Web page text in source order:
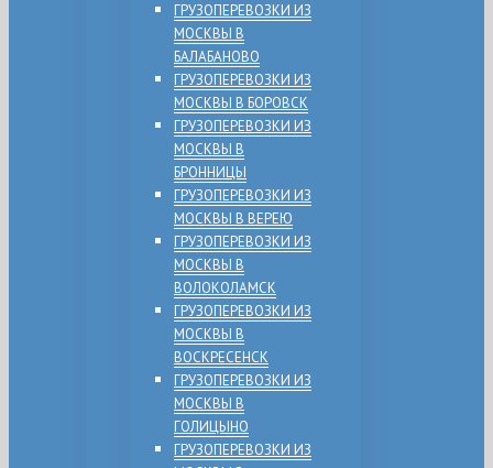
ГРУЗОПЕРЕВОЗКИ ИЗ
МОСКВЫ В
БАЛАБАНОВО
ГРУЗОПЕРЕВОЗКИ ИЗ
МОСКВЫ В БОРОВСК
ГРУЗОПЕРЕВОЗКИ ИЗ
МОСКВЫ В
БРОННИЦЫ
ГРУЗОПЕРЕВОЗКИ ИЗ
МОСКВЫ В ВЕРЕЮ
ГРУЗОПЕРЕВОЗКИ ИЗ
МОСКВЫ В
ВОЛОКОЛАМСК
ГРУЗОПЕРЕВОЗКИ ИЗ
МОСКВЫ В
ВОСКРЕСЕНСК
ГРУЗОПЕРЕВОЗКИ ИЗ
МОСКВЫ В
ГОЛИЦЫНО
ГРУЗОПЕРЕВОЗКИ ИЗ